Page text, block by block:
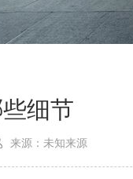
细节
来源：未知来源